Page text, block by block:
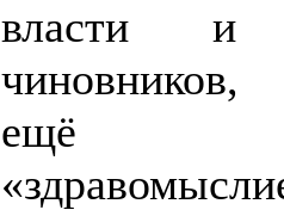
власти и
ещё